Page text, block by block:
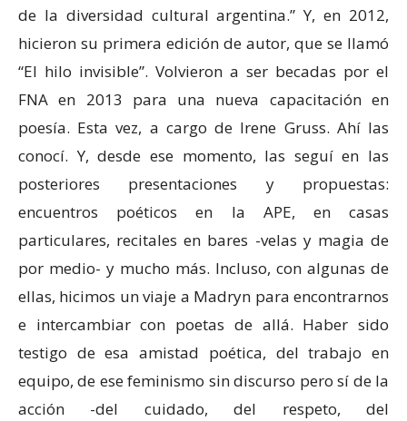
de la diversidad cultural argentina.” Y, en 2012,
hicieron su primera edición de autor, que se llamó
“El hilo invisible”. Volvieron a ser becadas por el
FNA en 2013 para una nueva capacitación en
poesía. Esta vez, a cargo de Irene Gruss. Ahí las
conocí. Y, desde ese momento, las seguí en las
posteriores presentaciones y propuestas:
encuentros poéticos en la APE, en casas
particulares, recitales en bares -velas y magia de
por medio- y mucho más. Incluso, con algunas de
ellas, hicimos un viaje a Madryn para encontrarnos
e intercambiar con poetas de allá. Haber sido
testigo de esa amistad poética, del trabajo en
equipo, de ese feminismo sin discurso pero sí de la
acción -del cuidado, del respeto, del